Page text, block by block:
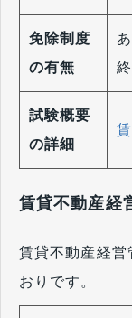
免除制度
の有無
試験概要
の詳細
賃貸不動産経
賃貸不動産経営
おりです。